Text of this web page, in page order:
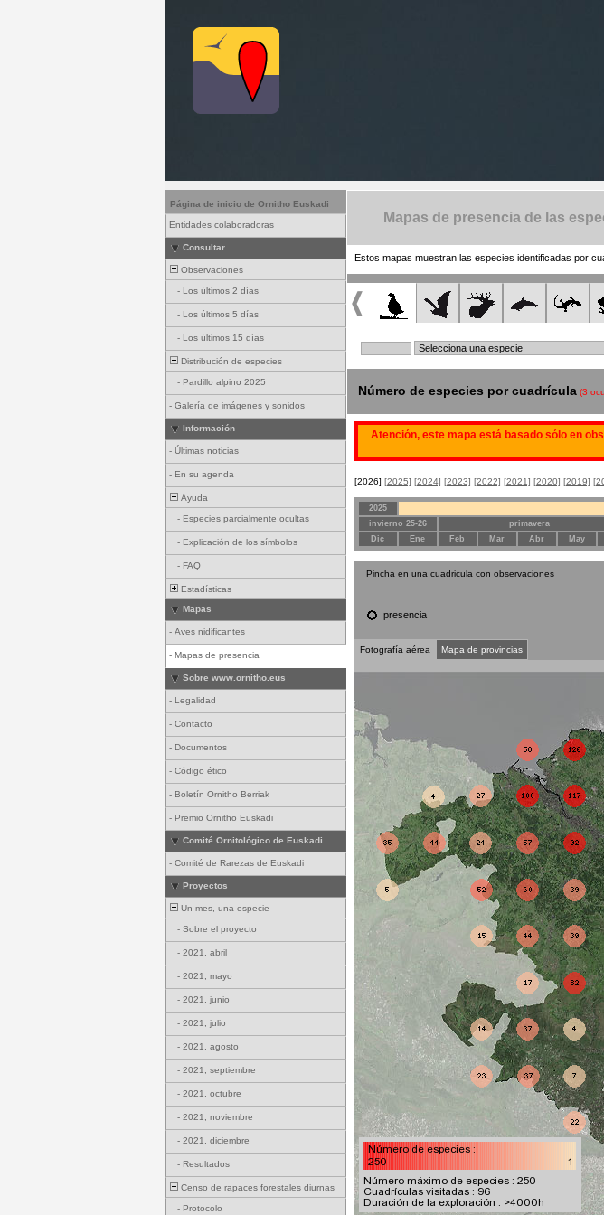
Página de inicio de Ornitho Euskadi
Entidades colaboradoras
Consultar
Observaciones
- Los últimos 2 días
- Los últimos 5 días
- Los últimos 15 días
Distribución de especies
- Pardillo alpino 2025
- Galería de imágenes y sonidos
Información
- Últimas noticias
- En su agenda
Ayuda
- Especies parcialmente ocultas
- Explicación de los símbolos
- FAQ
Estadísticas
Mapas
- Aves nidificantes
- Mapas de presencia
Sobre www.ornitho.eus
- Legalidad
- Contacto
- Documentos
- Código ético
- Boletín Ornitho Berriak
- Premio Ornitho Euskadi
Comité Ornitológico de Euskadi
- Comité de Rarezas de Euskadi
Proyectos
Un mes, una especie
- Sobre el proyecto
- 2021, abril
- 2021, mayo
- 2021, junio
- 2021, julio
- 2021, agosto
- 2021, septiembre
- 2021, octubre
- 2021, noviembre
- 2021, diciembre
- Resultados
Censo de rapaces forestales diurnas
- Protocolo
Mapas de presencia de las
Estos mapas muestran las especies identificadas por
Número de especies por cuadrícula (3
Atención, este mapa está basado sólo en
[2026] [2025] [2024] [2023] [2022] [2021] [2020] [2019]
2025
invierno 25-26
primavera
Dic
Ene Feb Mar Abr May
Pincha en una cuadricula con observaciones
presencia
Fotografía aérea Mapa de provincias